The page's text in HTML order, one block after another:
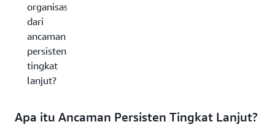
organisasi
dari
ancaman
persisten
tingkat
lanjut?
Apa itu Ancaman Persisten Tingkat Lanjut?